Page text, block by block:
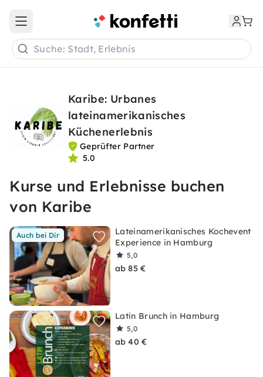
Open main menu
Suche: Stadt, Erlebnis
Karibe: Urbanes
lateinamerikanisches
Küchenerlebnis
Geprüfter Partner
5.0
Kurse und Erlebnisse buchen
von Karibe
Auch bei Dir
Lateinamerikanisches Kochevent
Experience in Hamburg
5,0
ab 85 €
Latin Brunch in Hamburg
5,0
ab 40 €